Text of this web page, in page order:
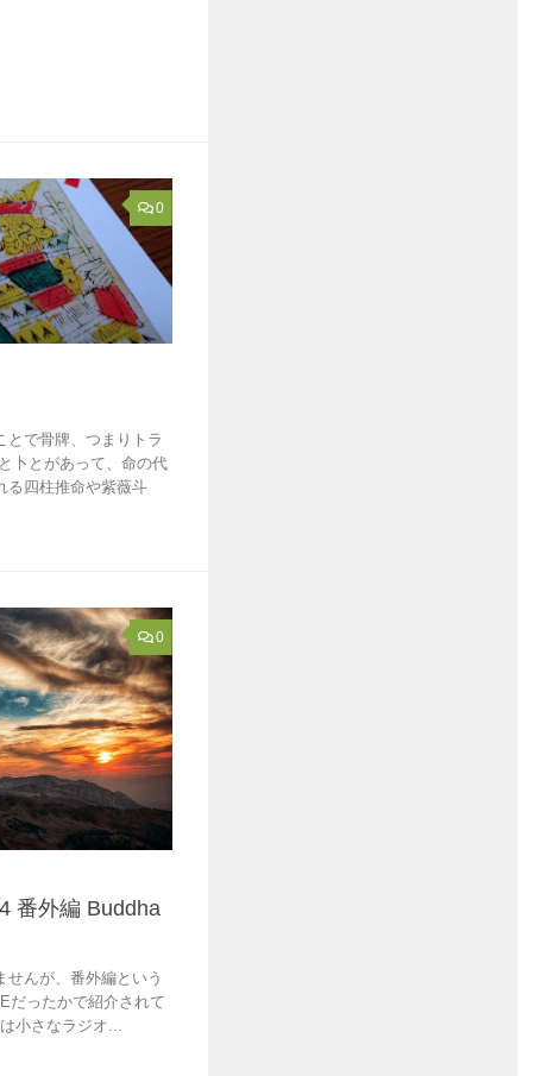
0
とで骨牌、つまりトラ
卜とがあって、命の代
る四柱推命や紫薇斗
0
番外編 Buddha
せんが、番外編という
だったかで紹介されて
小さなラジオ...